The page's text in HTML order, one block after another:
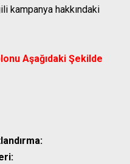
kampanya hakkındaki
Aşağıdaki Şekilde